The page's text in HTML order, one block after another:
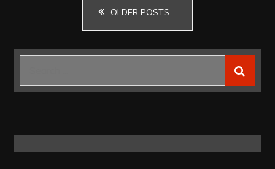
Extension
IBT
#2
dan
Bay
navigation
OLDER POSTS